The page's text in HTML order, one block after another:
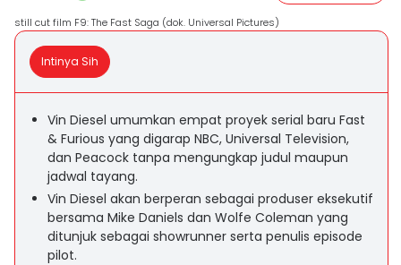
still cut film F9: The Fast Saga (dok. Universal Pictures)
Intinya Sih
Vin Diesel umumkan empat proyek serial baru Fast
& Furious yang digarap NBC, Universal Television,
dan Peacock tanpa mengungkap judul maupun
jadwal tayang.
Vin Diesel akan berperan sebagai produser eksekutif
bersama Mike Daniels dan Wolfe Coleman yang
ditunjuk sebagai showrunner serta penulis episode
pilot.